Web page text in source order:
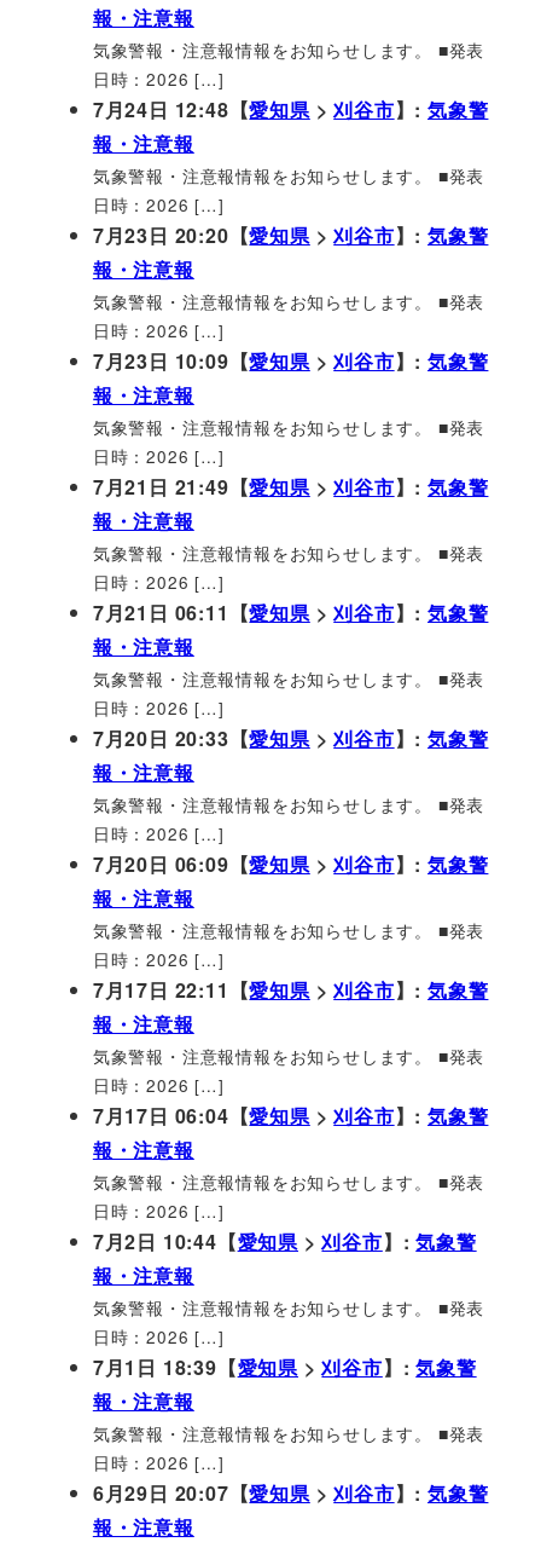
報・注意報
気象警報・注意報情報をお知らせします。 ■発表
日時：2026 […]
7月24日 12:48【愛知県>刈谷市】:気象警
報・注意報
気象警報・注意報情報をお知らせします。 ■発表
日時：2026 […]
7月23日 20:20【愛知県>刈谷市】:気象警
報・注意報
気象警報・注意報情報をお知らせします。 ■発表
日時：2026 […]
7月23日 10:09【愛知県>刈谷市】:気象警
報・注意報
気象警報・注意報情報をお知らせします。 ■発表
日時：2026 […]
7月21日 21:49【愛知県>刈谷市】:気象警
報・注意報
気象警報・注意報情報をお知らせします。 ■発表
日時：2026 […]
7月21日 06:11【愛知県>刈谷市】:気象警
報・注意報
気象警報・注意報情報をお知らせします。 ■発表
日時：2026 […]
7月20日 20:33【愛知県>刈谷市】:気象警
報・注意報
気象警報・注意報情報をお知らせします。 ■発表
日時：2026 […]
7月20日 06:09【愛知県>刈谷市】:気象警
報・注意報
気象警報・注意報情報をお知らせします。 ■発表
日時：2026 […]
7月17日 22:11【愛知県>刈谷市】:気象警
報・注意報
気象警報・注意報情報をお知らせします。 ■発表
日時：2026 […]
7月17日 06:04【愛知県>刈谷市】:気象警
報・注意報
気象警報・注意報情報をお知らせします。 ■発表
日時：2026 […]
7月2日 10:44【愛知県 >刈谷市】:気象警
報・注意報
気象警報・注意報情報をお知らせします。 ■発表
日時：2026 […]
7月1日 18:39【愛知県 >刈谷市】:気象警
報・注意報
気象警報・注意報情報をお知らせします。 ■発表
日時：2026 […]
6月29日 20:07【愛知県>刈谷市】:気象警
報・注意報